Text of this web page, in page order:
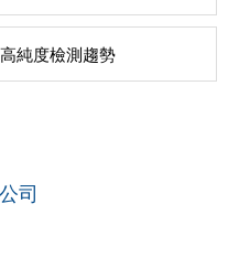
純度檢測趨勢
司